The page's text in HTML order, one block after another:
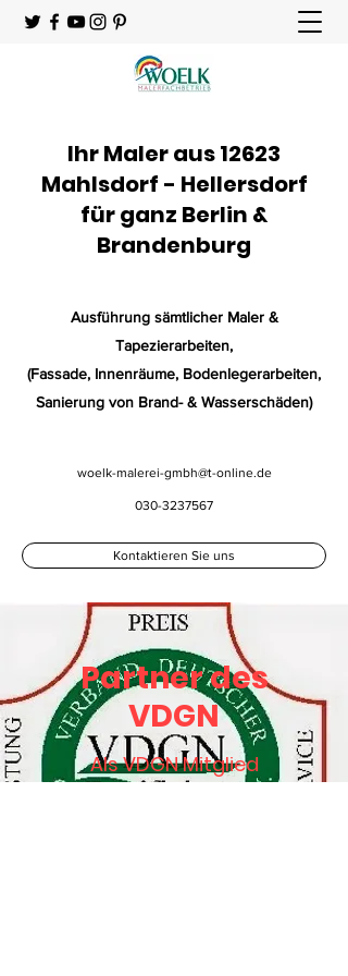
Ihr Maler aus 12623
Mahlsdorf - Hellersdorf
für ganz Berlin &
Brandenburg
Ausführung sämtlicher Maler &
Tapezierarbeiten,
(Fassade, Innenräume, Bodenlegerarbeiten,
Sanierung von Brand- & Wasserschäden)
woelk-malerei-gmbh@t-online.de
030-3237567
Kontaktieren Sie uns
Partner des
VDGN
Als VDGN Mitglied